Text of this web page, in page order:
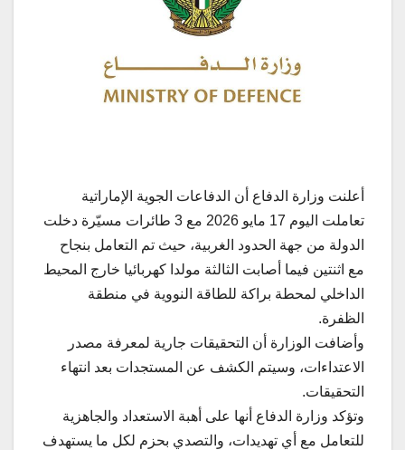
أعلنت وزارة الدفاع أن الدفاعات الجوية الإماراتية
تعاملت اليوم 17 مايو 2026 مع 3 طائرات مسيّرة دخلت
الدولة من جهة الحدود الغربية، حيث تم التعامل بنجاح
مع اثنتين فيما أصابت الثالثة مولدا كهربائيا خارج المحيط
الداخلي لمحطة براكة للطاقة النووية في منطقة
الظفرة.
وأضافت الوزارة أن التحقيقات جارية لمعرفة مصدر
الاعتداءات، وسيتم الكشف عن المستجدات بعد انتهاء
التحقيقات.
وتؤكد وزارة الدفاع أنها على أهبة الاستعداد والجاهزية
للتعامل مع أي تهديدات، والتصدي بحزم لكل ما يستهدف